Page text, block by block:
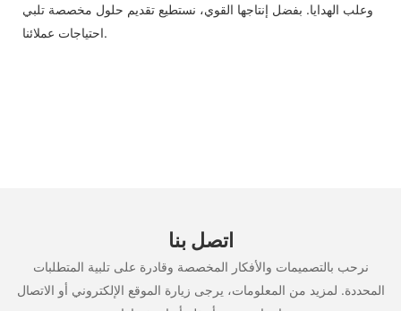
وعلب الهدايا. بفضل إنتاجها القوي، نستطيع تقديم حلول مخصصة تلبي
احتياجات عملائنا.
اتصل بنا
نرحب بالتصميمات والأفكار المخصصة وقادرة على تلبية المتطلبات
المحددة. لمزيد من المعلومات، يرجى زيارة الموقع الإلكتروني أو الاتصال